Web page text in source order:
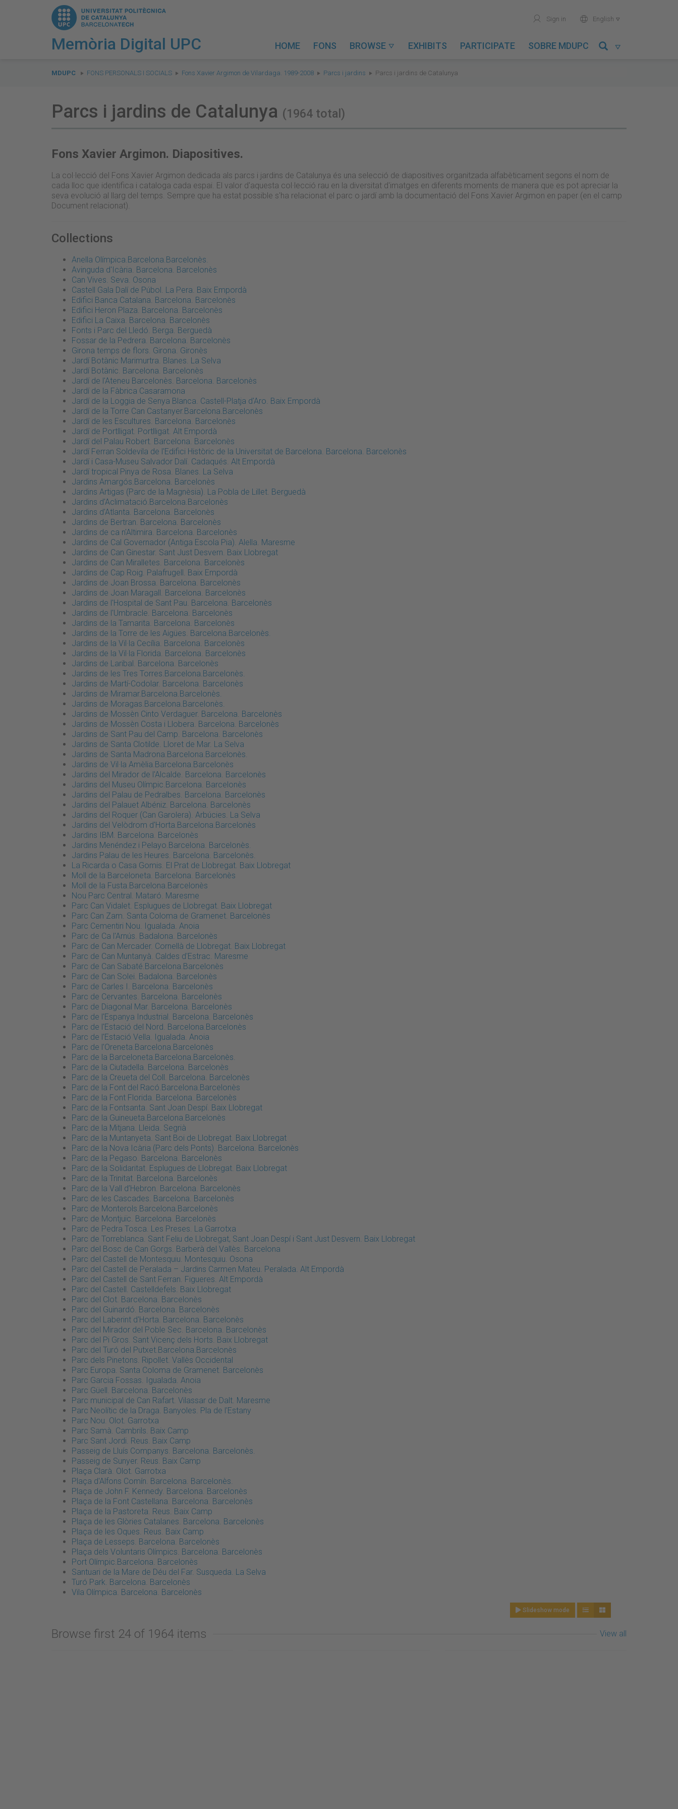
Memòria Digital UPC
user Sign in world English 
HOME FONS BROWSE  EXHIBITS PARTICIPATE SOBRE MDUPC 
are
MDUPC FONS PERSONALS I SOCIALS Fons Xavier Argimon de Vilardaga. 1989-2008 Parcs i jardins Parcs i jardins de Catalunya
Parcs i jardins de Catalunya (1964 total)
Fons Xavier Argimon. Diapositives.
La col·lecció del Fons Xavier Argimon dedicada als parcs i jardins de Catalunya és una selecció de diapositives organitzada alfabèticament segons el nom de
cada lloc que identifica i cataloga cada espai. El valor d'aquesta col·lecció rau en la diversitat d'imatges en diferents moments de manera que es pot apreciar la
seva evolució al llarg del temps. Sempre que ha estat possible s'ha relacionat el parc o jardí amb la documentació del Fons Xavier Argimon en paper (en el camp
Document relacionat).
Collections
Anella Olímpica.Barcelona.Barcelonès.
Avinguda d'Icària. Barcelona. Barcelonès
Can Vives. Seva. Osona
Castell Gala Dalí de Púbol. La Pera. Baix Empordà
Edifici Banca Catalana. Barcelona. Barcelonès
Edifici Heron Plaza. Barcelona. Barcelonès
Edifici La Caixa. Barcelona. Barcelonès
Fonts i Parc del Lledó. Berga. Berguedà
Fossar de la Pedrera. Barcelona. Barcelonès
Girona temps de flors. Girona. Gironès
Jardí Botànic Marimurtra. Blanes. La Selva
Jardí Botànic. Barcelona. Barcelonès
Jardí de l'Ateneu Barcelonès. Barcelona. Barcelonès
Jardí de la Fàbrica Casaramona
Jardí de la Loggia de Senya Blanca. Castell-Platja d'Aro. Baix Empordà
Jardí de la Torre Can Castanyer.Barcelona.Barcelonès
Jardí de les Escultures. Barcelona. Barcelonès
Jardí de Portlligat. Portlligat. Alt Empordà
Jardí del Palau Robert. Barcelona. Barcelonès
Jardí Ferran Soldevila de l'Edifici Històric de la Universitat de Barcelona. Barcelona. Barcelonès
Jardí i Casa-Museu Salvador Dalí. Cadaqués. Alt Empordà
Jardí tropical Pinya de Rosa. Blanes. La Selva
Jardins Amargós.Barcelona. Barcelonès
Jardins Artigas (Parc de la Magnèsia). La Pobla de Lillet. Berguedà
Jardins d'Aclimatació.Barcelona.Barcelonès
Jardins d'Atlanta. Barcelona. Barcelonès
Jardins de Bertran. Barcelona. Barcelonès
Jardins de ca n'Altimira. Barcelona. Barcelonès
Jardins de Cal Governador (Antiga Escola Pia). Alella. Maresme
Jardins de Can Ginestar. Sant Just Desvern. Baix Llobregat
Jardins de Can Miralletes. Barcelona. Barcelonès
Jardins de Cap Roig. Palafrugell. Baix Empordà
Jardins de Joan Brossa. Barcelona. Barcelonès
Jardins de Joan Maragall. Barcelona. Barcelonès
Jardins de l'Hospital de Sant Pau. Barcelona. Barcelonès
Jardins de l'Umbracle. Barcelona. Barcelonès
Jardins de la Tamarita. Barcelona. Barcelonès
Jardins de la Torre de les Aigües. Barcelona.Barcelonès.
Jardins de la Vil·la Cecília. Barcelona. Barcelonès
Jardins de la Vil·la Florida. Barcelona. Barcelonès
Jardins de Laribal. Barcelona. Barcelonès
Jardins de les Tres Torres.Barcelona.Barcelonès.
Jardins de Martí-Codolar. Barcelona. Barcelonès
Jardins de Miramar.Barcelona.Barcelonès.
Jardins de Moragas.Barcelona.Barcelonès.
Jardins de Mossèn Cinto Verdaguer. Barcelona. Barcelonès
Jardins de Mossèn Costa i Llobera. Barcelona. Barcelonès
Jardins de Sant Pau del Camp. Barcelona. Barcelonès
Jardins de Santa Clotilde. Lloret de Mar. La Selva
Jardins de Santa Madrona.Barcelona.Barcelonès.
Jardins de Vil·la Amèlia.Barcelona.Barcelonès
Jardins del Mirador de l'Alcalde. Barcelona. Barcelonès
Jardins del Museu Olímpic.Barcelona. Barcelonès
Jardins del Palau de Pedralbes. Barcelona. Barcelonès
Jardins del Palauet Albéniz. Barcelona. Barcelonès
Jardins del Roquer (Can Garolera). Arbúcies. La Selva
Jardins del Velòdrom d'Horta.Barcelona.Barcelonès
Jardins IBM. Barcelona. Barcelonès
Jardins Menéndez i Pelayo.Barcelona. Barcelonès.
Jardins Palau de les Heures. Barcelona. Barcelonès.
La Ricarda o Casa Gomis. El Prat de Llobregat. Baix Llobregat
Moll de la Barceloneta. Barcelona. Barcelonès
Moll de la Fusta.Barcelona.Barcelonès
Nou Parc Central. Mataró. Maresme
Parc Can Vidalet. Esplugues de Llobregat. Baix Llobregat
Parc Can Zam. Santa Coloma de Gramenet. Barcelonès
Parc Cementiri Nou. Igualada. Anoia
Parc de Ca l'Arnús. Badalona. Barcelonès
Parc de Can Mercader. Cornellà de Llobregat. Baix Llobregat
Parc de Can Muntanyà. Caldes d'Estrac. Maresme
Parc de Can Sabaté.Barcelona.Barcelonès
Parc de Can Solei. Badalona. Barcelonès
Parc de Carles I. Barcelona. Barcelonès
Parc de Cervantes. Barcelona. Barcelonès
Parc de Diagonal Mar. Barcelona. Barcelonès
Parc de l'Espanya Industrial. Barcelona. Barcelonès
Parc de l'Estació del Nord. Barcelona.Barcelonès
Parc de l'Estació Vella. Igualada. Anoia
Parc de l'Oreneta.Barcelona.Barcelonès
Parc de la Barceloneta.Barcelona.Barcelonès.
Parc de la Ciutadella. Barcelona. Barcelonès
Parc de la Creueta del Coll. Barcelona. Barcelonès
Parc de la Font del Racó.Barcelona.Barcelonès
Parc de la Font Florida. Barcelona. Barcelonès
Parc de la Fontsanta. Sant Joan Despí. Baix Llobregat
Parc de la Guineueta.Barcelona.Barcelonès
Parc de la Mitjana. Lleida. Segrià
Parc de la Muntanyeta. Sant Boi de Llobregat. Baix Llobregat
Parc de la Nova Icària (Parc dels Ponts). Barcelona. Barcelonès
Parc de la Pegaso. Barcelona. Barcelonès
Parc de la Solidaritat. Esplugues de Llobregat. Baix Llobregat
Parc de la Trinitat. Barcelona. Barcelonès
Parc de la Vall d’Hebron. Barcelona. Barcelonès
Parc de les Cascades. Barcelona. Barcelonès
Parc de Monterols.Barcelona.Barcelonès
Parc de Montjuïc. Barcelona. Barcelonès
Parc de Pedra Tosca. Les Preses. La Garrotxa
Parc de Torreblanca. Sant Feliu de Llobregat, Sant Joan Despí i Sant Just Desvern. Baix Llobregat
Parc del Bosc de Can Gorgs. Barberà del Vallès. Barcelona
Parc del Castell de Montesquiu. Montesquiu. Osona
Parc del Castell de Peralada – Jardins Carmen Mateu. Peralada. Alt Empordà
Parc del Castell de Sant Ferran. Figueres. Alt Empordà
Parc del Castell. Castelldefels. Baix Llobregat
Parc del Clot. Barcelona. Barcelonès
Parc del Guinardó. Barcelona. Barcelonès
Parc del Laberint d'Horta. Barcelona. Barcelonès
Parc del Mirador del Poble Sec. Barcelona. Barcelonès
Parc del Pi Gros. Sant Vicenç dels Horts. Baix Llobregat
Parc del Turó del Putxet.Barcelona.Barcelonès
Parc dels Pinetons. Ripollet. Vallès Occidental
Parc Europa. Santa Coloma de Gramenet. Barcelonès
Parc Garcia Fossas. Igualada. Anoia
Parc Güell. Barcelona. Barcelonès
Parc municipal de Can Rafart. Vilassar de Dalt. Maresme
Parc Neolític de la Draga. Banyoles. Pla de l'Estany
Parc Nou. Olot. Garrotxa
Parc Samà. Cambrils. Baix Camp
Parc Sant Jordi. Reus. Baix Camp
Passeig de Lluís Companys. Barcelona. Barcelonès.
Passeig de Sunyer. Reus. Baix Camp
Plaça Clarà. Olot. Garrotxa
Plaça d'Alfons Comín. Barcelona. Barcelonès.
Plaça de John F. Kennedy. Barcelona. Barcelonès
Plaça de la Font Castellana. Barcelona. Barcelonès
Plaça de la Pastoreta. Reus. Baix Camp
Plaça de les Glòries Catalanes. Barcelona. Barcelonès
Plaça de les Oques. Reus. Baix Camp
Plaça de Lesseps. Barcelona. Barcelonès
Plaça dels Voluntaris Olímpics. Barcelona. Barcelonès
Port Olímpic.Barcelona. Barcelonès
Santuari de la Mare de Déu del Far. Susqueda. La Selva
Turó Park. Barcelona. Barcelonès
Vila Olímpica. Barcelona. Barcelonès
Slideshow mode
Browse first 24 of 1964 items View all